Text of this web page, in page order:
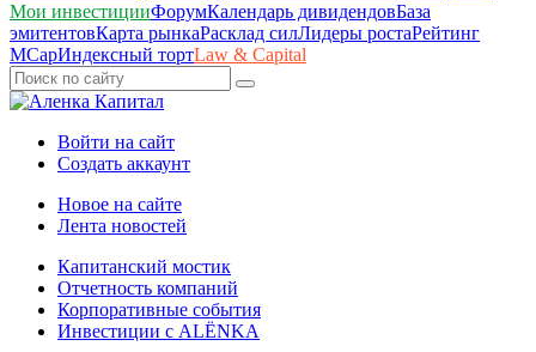
Мои инвестицииФорумКалендарь дивидендовБаза
эмитентовКарта рынкаРасклад силЛидеры ростаРейтинг
MCapИндексный тортLaw & Capital
Войти на сайт
Создать аккаунт
Новое на сайте
Лента новостей
Капитанский мостик
Отчетность компаний
Корпоративные события
Инвестиции с ALЁNKA